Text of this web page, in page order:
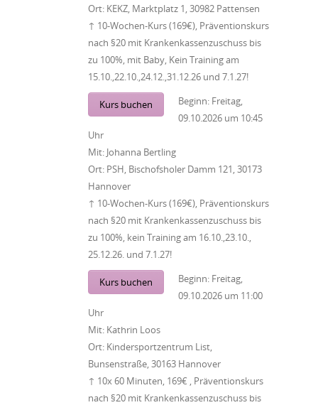
Ort: KEKZ, Marktplatz 1, 30982 Pattensen
↑ 10-Wochen-Kurs (169€), Präventionskurs
nach §20 mit Krankenkassenzuschuss bis
zu 100%, mit Baby, Kein Training am
15.10.,22.10.,24.12.,31.12.26 und 7.1.27!
Kurs buchen Beginn: Freitag,
09.10.2026 um 10:45
Uhr
Mit: Johanna Bertling
Ort: PSH, Bischofsholer Damm 121, 30173
Hannover
↑ 10-Wochen-Kurs (169€), Präventionskurs
nach §20 mit Krankenkassenzuschuss bis
zu 100%, kein Training am 16.10.,23.10.,
25.12.26. und 7.1.27!
Kurs buchen Beginn: Freitag,
09.10.2026 um 11:00
Uhr
Mit: Kathrin Loos
Ort: Kindersportzentrum List,
Bunsenstraße, 30163 Hannover
↑ 10x 60 Minuten, 169€ , Präventionskurs
nach §20 mit Krankenkassenzuschuss bis